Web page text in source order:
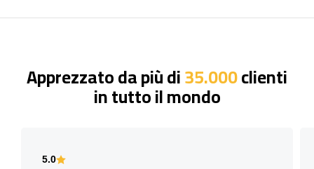
Apprezzato da più di35.000clienti
in tutto il mondo
5.0